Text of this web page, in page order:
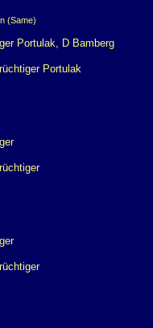
(Same)
Portulak